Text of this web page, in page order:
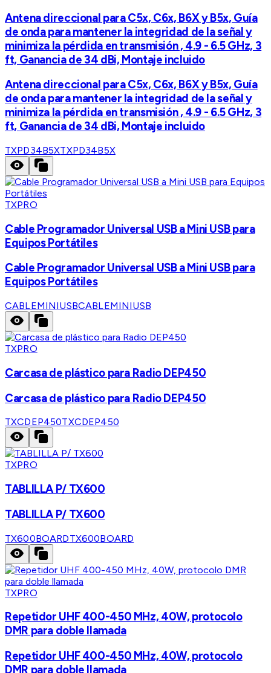
Antena direccional para C5x, C6x, B6X y B5x, Guía
de onda para mantener la integridad de la señal y
minimiza la pérdida en transmisión , 4.9 - 6.5 GHz, 3
ft, Ganancia de 34 dBi, Montaje incluido
Antena direccional para C5x, C6x, B6X y B5x, Guía
de onda para mantener la integridad de la señal y
minimiza la pérdida en transmisión , 4.9 - 6.5 GHz, 3
ft, Ganancia de 34 dBi, Montaje incluido
TXPD34B5XTXPD34B5X
TXPRO
Cable Programador Universal USB a Mini USB para
Equipos Portátiles
Cable Programador Universal USB a Mini USB para
Equipos Portátiles
CABLEMINIUSBCABLEMINIUSB
TXPRO
Carcasa de plástico para Radio DEP450
Carcasa de plástico para Radio DEP450
TXCDEP450TXCDEP450
TXPRO
TABLILLA P/ TX600
TABLILLA P/ TX600
TX600BOARDTX600BOARD
TXPRO
Repetidor UHF 400-450 MHz, 40W, protocolo
DMR para doble llamada
Repetidor UHF 400-450 MHz, 40W, protocolo
DMR para doble llamada